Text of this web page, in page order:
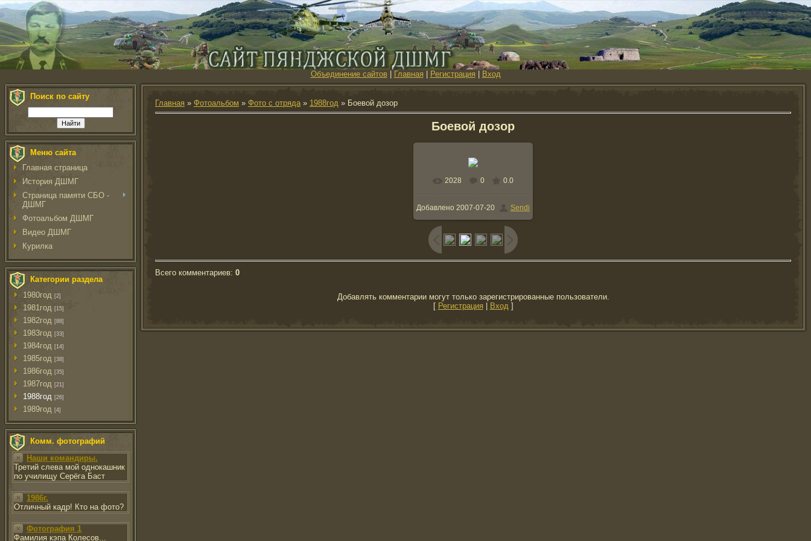
Объединение сайтов| Главная Регистрация Вход
Поиск по сайту
Меню сайта
Главная страница
История ДШМГ
Страница памяти СБО -
ДШМГ
Фотоальбом ДШМГ
Видео ДШМГ
Курилка
Категории раздела
1980год [2]
1981год [15]
1982год [88]
1983год [33]
1984год [14]
1985год [38]
1986год [35]
1987год [21]
1988год [26]
1989год [4]
Комм. фотографий
Наши командиры.
Третий слева мой однокашник
по училищу Серёга Баст
1986г.
Отличный кадр! Кто на фото?
Фотография 1
Фамилия кэпа Колесов...
Главная » Фотоальбом » Фото с отряда» 1988год » Боевой дозор
Боевой дозор
В реальном размере
1024x745 / 288.6Kb
2028 0 0.0
Добавлено 2007-07-20 Sendi
Всего комментариев: 0
Добавлять комментарии могут только зарегистрированные пользователи.
[ Регистрация Вход]